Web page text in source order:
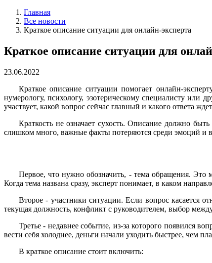
Главная
Все новости
Краткое описание ситуации для онлайн-эксперта
Краткое описание ситуации для
23.06.2022
Краткое описание ситуации помогает онлайн-
нумерологу, психологу, эзотерическому специалисту
участвует, какой вопрос сейчас главный и какого ответа
Краткость не означает сухость. Описание должно
слишком много, важные факты потеряются среди эмоций и
Первое, что нужно обозначить, - тема обращения. Это
Когда тема названа сразу, эксперт понимает, в каком
Второе - участники ситуации. Если вопрос касается
текущая должность, конфликт с руководителем, выбор
Третье - недавнее событие, из-за которого появился
вести себя холоднее, деньги начали уходить быстрее, чем
В краткое описание стоит включить: